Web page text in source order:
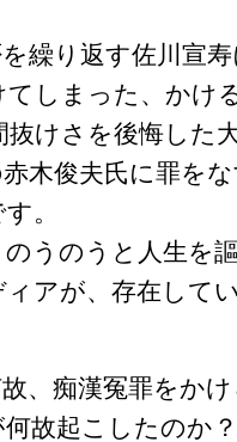
繰り返す佐川宣
てしまった、かけ
けさを後悔した
木俊夫氏に罪を
。
うのうと人生を
アが、存在して
、痴漢冤罪をか
故起こしたのか